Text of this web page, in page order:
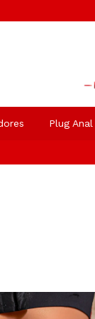
Plug Anal